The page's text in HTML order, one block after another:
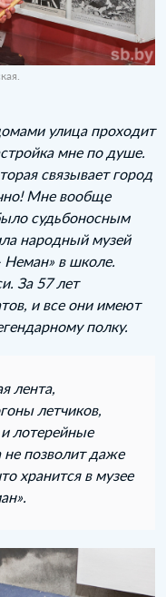
улица проходит
мне по душе.
связывает город
Мне вообще
судьбоносным
народный музей
в школе.
За 57 лет
и все они имеют
полку.
лента,
летчиков,
лотерейные
позволит даже
хранится в музее